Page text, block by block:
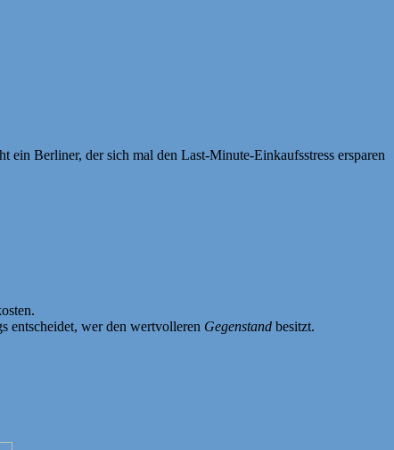
ein Berliner, der sich mal den Last-Minute-Einkaufsstress ersparen
entscheidet, wer den wertvolleren Gegenstand besitzt.